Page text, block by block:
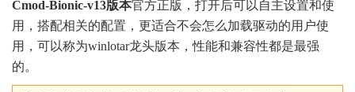
Cmod-Bionic-v13版本官方正版，打开后可以自主设置和使
用，搭配相关的配置，更适合不会怎么加载驱动的用户使
用，可以称为winlotar龙头版本，性能和兼容性都是最强
的。